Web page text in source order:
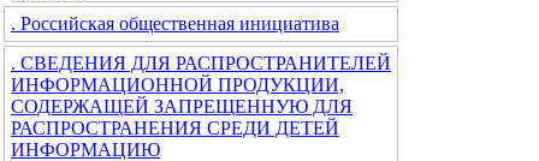
. Российская общественная инициатива
. СВЕДЕНИЯ ДЛЯ РАСПРОСТРАНИТЕЛЕЙ
ИНФОРМАЦИОННОЙ ПРОДУКЦИИ,
СОДЕРЖАЩЕЙ ЗАПРЕЩЕННУЮ ДЛЯ
РАСПРОСТРАНЕНИЯ СРЕДИ ДЕТЕЙ
ИНФОРМАЦИЮ